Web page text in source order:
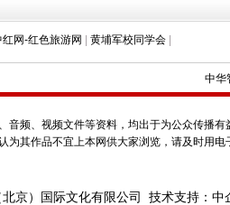
红网-红色旅游网 | 黄埔军校同学会 |
中华
频、视频文件等资料，均出于为公众传播
为其作品不宜上本网供大家浏览，请及时用
北京）国际文化有限公司 技术支持：